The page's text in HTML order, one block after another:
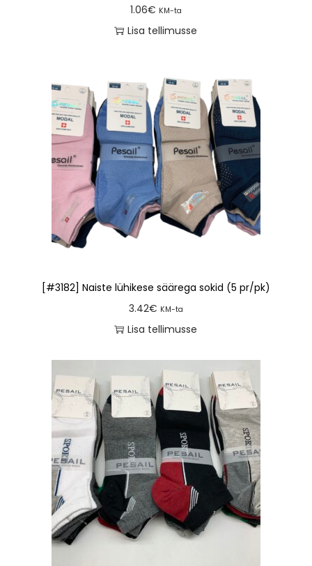
1.06€ KM-ta
Lisa tellimusse
[#3182] Naiste lühikese säärega sokid (5 pr/pk)
3.42€ KM-ta
Lisa tellimusse